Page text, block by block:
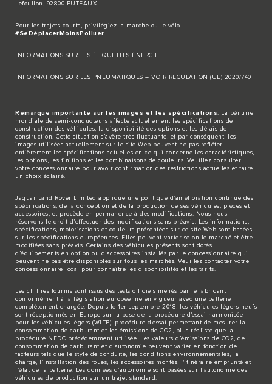
Lefoullon, 92800 PUTEAUX
Pour les trajets courts, privilégiez la marche ou le vélo
#SeDéplacerMoinsPolluer.
INFORMATIONS SUR LES ÉTIQUETTES ÉNERGIE
INFORMATIONS SUR LES PNEUMATIQUES – VOIR REGULATION (UE) 2020/740
Remarque importante sur les images et les spécifications. La pénurie
mondiale de semi-conducteurs affecte actuellement les spécifications de
construction des véhicules, la disponibilité des options et les délais de
construction. Cette situation s’avère très fluctuante, et par conséquent, les
images utilisées actuellement sur le site Web peuvent ne pas refléter
entièrement les spécifications actuelles en ce qui concerne les caractéristiques,
les options, les finitions et les combinaisons de couleurs. Veuillez consulter
votre concessionnaire pour avoir confirmation des restrictions actuelles et faire
un choix éclairé.
Jaguar Land Rover Limited applique une politique d’amélioration continue des
spécifications, de la conception et de la production de ses véhicules, pièces et
accessoires, et procède en permanence à des modifications. Nous nous
réservons le droit d’effectuer des modifications sans préavis. Les informations,
spécifications, motorisations et couleurs présentées sur ce site Web sont basées
sur les spécifications européennes. Elles peuvent varier selon le marché et être
modifiées sans préavis. Certains des véhicules présents sont dotés
d’équipements en option ou d’accessoires installés par le concessionnaire qui
peuvent ne pas être disponibles sur tous les marchés. Veuillez contacter votre
concessionnaire local pour connaître les disponibilités et les tarifs.
Les chiffres fournis sont issus des tests officiels menés par le fabricant
conformément à la législation européenne en vigueur avec une batterie
complètement chargée. Depuis le 1er septembre 2018, les véhicules légers neufs
sont réceptionnés en Europe sur la base de la procédure d'essai harmonisée
pour les véhicules légers (WLTP), procédure d'essai permettant de mesurer la
consommation de carburant et les émissions de CO2, plus réaliste que la
procédure NEDC précédemment utilisée. Les valeurs d’émissions de CO2, de
consommation de carburant et d’autonomie peuvent varier en fonction de
facteurs tels que le style de conduite, les conditions environnementales, la
charge, l’installation des roues, les accessoires montés, l'itinéraire emprunté et
l’état de la batterie. Les données d’autonomie sont basées sur l’autonomie des
véhicules de production sur un trajet standard.